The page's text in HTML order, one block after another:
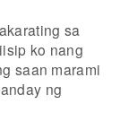
sa
ko nang
saan marami
ng